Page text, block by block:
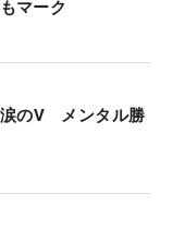
プはPALMAX
カラーに
キウキします
9°レクシスカ
マーク
涙のV メンタル勝